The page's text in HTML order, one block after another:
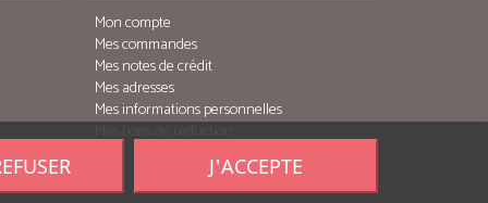
Mon compte
Mes commandes
Mes notes de crédit
Mes adresses
Mes informations personnelles
J'ACCEPTE